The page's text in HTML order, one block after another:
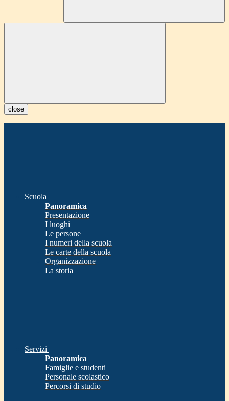
close
Scuola
Panoramica
Presentazione
I luoghi
Le persone
I numeri della scuola
Le carte della scuola
Organizzazione
La storia
Servizi
Panoramica
Famiglie e studenti
Personale scolastico
Percorsi di studio